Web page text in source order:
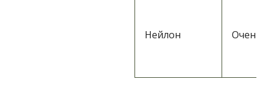
Нейлон Очень